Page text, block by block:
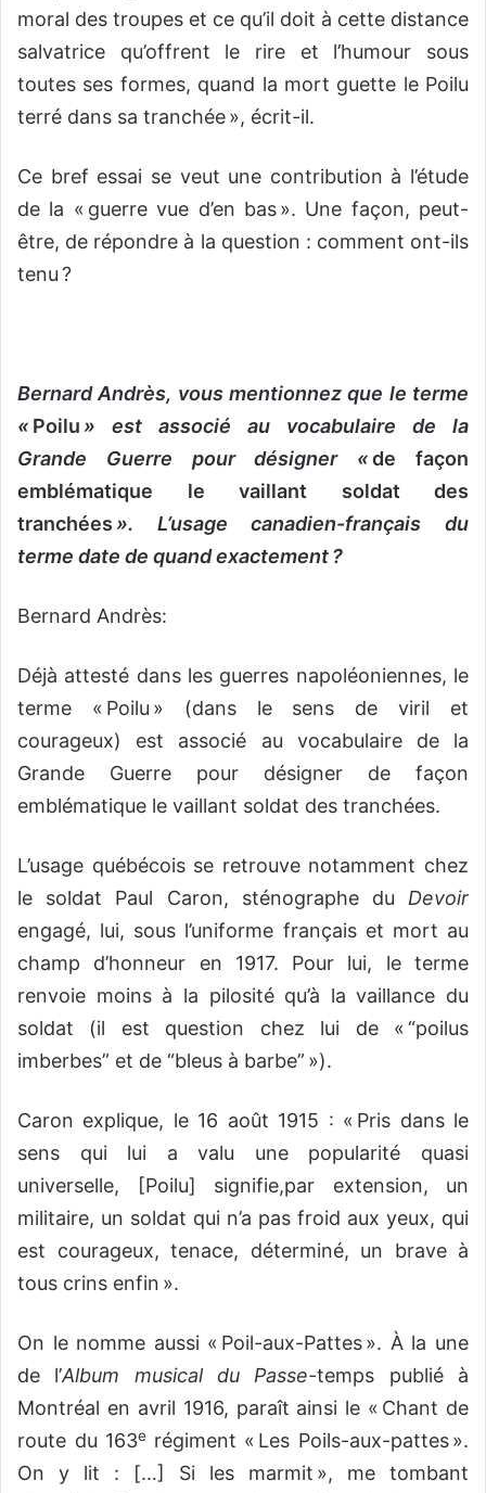
moral des troupes et ce qu’il doit à cette distance
salvatrice qu’offrent le rire et l’humour sous
toutes ses formes, quand la mort guette le Poilu
terré dans sa tranchée », écrit-il.
Ce bref essai se veut une contribution à l’étude
de la « guerre vue d’en bas ». Une façon, peut-
être, de répondre à la question : comment ont-ils
tenu ?
Bernard Andrès, vous mentionnez que le terme
« Poilu» est associé au vocabulaire de la
Grande Guerre pour désigner «de façon
emblématique le vaillant soldat des
tranchées». L’usage canadien-français du
terme date de quand exactement ?
Bernard Andrès:
Déjà attesté dans les guerres napoléoniennes, le
terme « Poilu » (dans le sens de viril et
courageux) est associé au vocabulaire de la
Grande Guerre pour désigner de façon
emblématique le vaillant soldat des tranchées.
L’usage québécois se retrouve notamment chez
le soldat Paul Caron, sténographe du Devoir
engagé, lui, sous l’uniforme français et mort au
champ d’honneur en 1917. Pour lui, le terme
renvoie moins à la pilosité qu’à la vaillance du
soldat (il est question chez lui de « “poilus
imberbes” et de “bleus à barbe” »).
Caron explique, le 16 août 1915 : « Pris dans le
sens qui lui a valu une popularité quasi
universelle, [Poilu] signifie,par extension, un
militaire, un soldat qui n’a pas froid aux yeux, qui
est courageux, tenace, déterminé, un brave à
tous crins enfin ».
On le nomme aussi « Poil-aux-Pattes ». À la une
de l’Album musical du Passe-temps publié à
Montréal en avril 1916, paraît ainsi le « Chant de
route du 163e régiment « Les Poils-aux-pattes ».
On y lit : […] Si les marmit », me tombant